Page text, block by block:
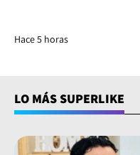
Hace 5 horas
LO MÁS SUPERLIKE